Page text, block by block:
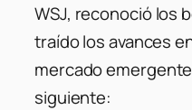
WSJ, reconoció los
traído los avances
mercado
siguiente: